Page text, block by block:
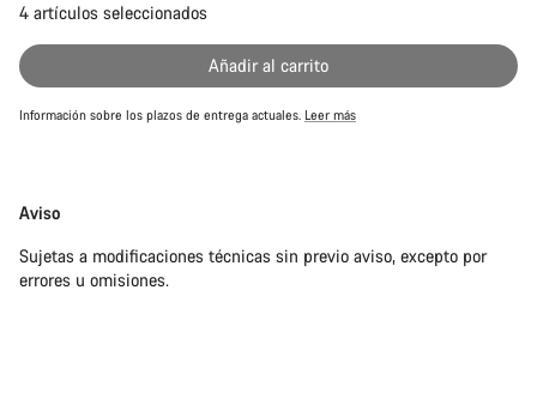
4 artículos seleccionados
Añadir al carrito
Información sobre los plazos de entrega actuales. Leer más
Exención
responsabilidades
Aviso
Sujetas a modificaciones técnicas sin previo aviso, excepto por
errores u omisiones.